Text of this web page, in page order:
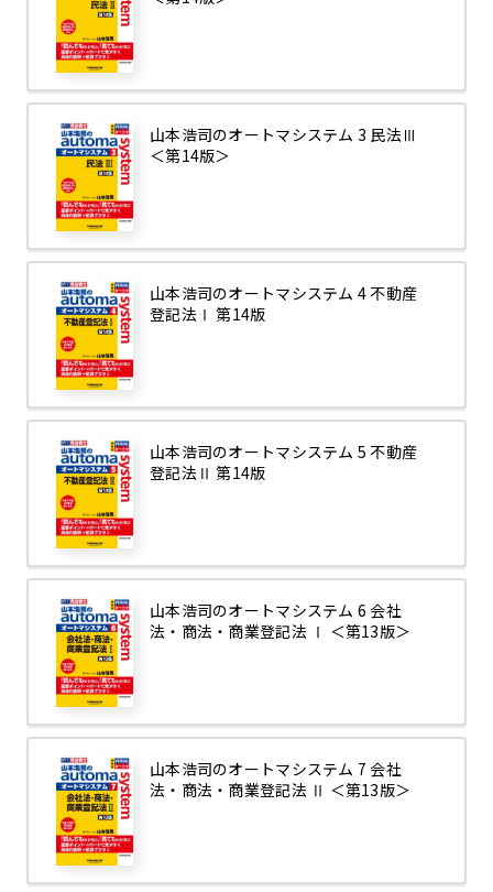
山本浩司のオートマシステム 3 民法Ⅲ
＜第14版＞
山本浩司のオートマシステム 4 不動産
登記法Ⅰ 第14版
山本浩司のオートマシステム 5 不動産
登記法Ⅱ 第14版
山本浩司のオートマシステム 6 会社
法・商法・商業登記法 Ⅰ ＜第13版＞
山本浩司のオートマシステム 7 会社
法・商法・商業登記法 Ⅱ ＜第13版＞